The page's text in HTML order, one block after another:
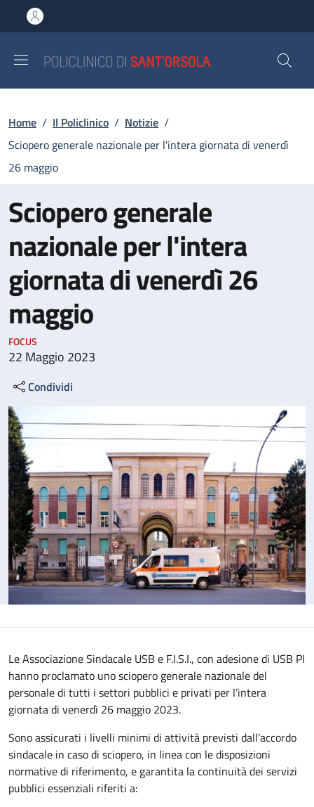
al contenuto principale
to footer content
Briciole di pane
Home / Il Policlinico / Notizie /
Sciopero generale nazionale per l'intera giornata di venerdì
26 maggio
Sciopero generale
nazionale per l'intera
giornata di venerdì 26
maggio
FOCUS
22 Maggio 2023
Condividi
Le Associazione Sindacale USB e F.I.S.I., con adesione di USB PI
hanno proclamato uno sciopero generale nazionale del
personale di tutti i settori pubblici e privati per l’intera
giornata di venerdì 26 maggio 2023.
Sono assicurati i livelli minimi di attività previsti dall’accordo
sindacale in caso di sciopero, in linea con le disposizioni
normative di riferimento, e garantita la continuità dei servizi
pubblici essenziali riferiti a: